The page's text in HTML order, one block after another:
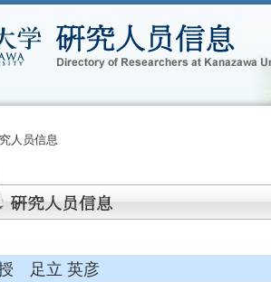
人员信息
足立 英彦